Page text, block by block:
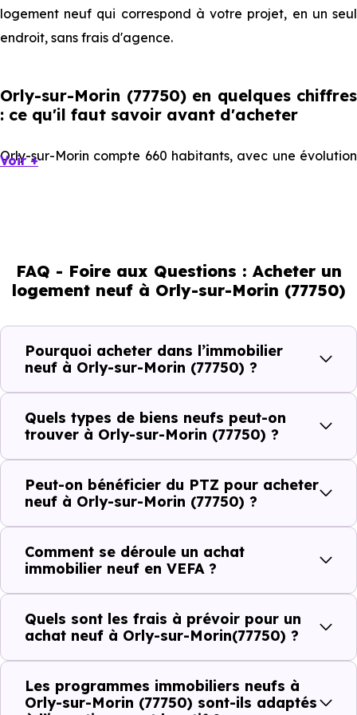
logement neuf qui correspond à votre projet, en un seul
endroit, sans frais d'agence.
Orly-sur-Morin (77750) en quelques chiffres
: ce qu'il faut savoir avant d'acheter
Orly-sur-Morin compte 660 habitants, avec une évolution
de jeunes et 18.48 % d'enfants. Un profil démographique
qui renseigne directement sur la demande locative locale
et les typologies de biens les plus recherchées.
Côté cadre de vie, Orly-sur-Morin (77750) dispose de 3
commerces, 0 professions médicales et 1 établissements
scolaires. Des équipements du quotidien qui constituent
autant d'arguments concrets pour habiter ou investir
dans la commune.
Combien coûte un logement à Orly-sur-
Morin (77750) ?
C'est souvent la première question. Voici les repères de
prix à connaître pour un achat immobilier à Orly-sur-
Morin (77750) :
Prix
Prix
Prix
Voir +
FAQ - Foire aux Questions : Acheter un
logement neuf à Orly-sur-Morin (77750)
Pourquoi acheter dans l’immobilier
neuf à Orly-sur-Morin (77750) ?
Quels types de biens neufs peut-on
trouver à Orly-sur-Morin (77750) ?
Peut-on bénéficier du PTZ pour acheter
neuf à Orly-sur-Morin (77750) ?
Comment se déroule un achat
immobilier neuf en VEFA ?
Quels sont les frais à prévoir pour un
achat neuf à Orly-sur-Morin(77750) ?
Les programmes immobiliers neufs à
Orly-sur-Morin (77750) sont-ils adaptés